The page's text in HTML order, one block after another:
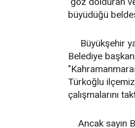
büyüdüğü
Büyükşehir
Belediye
Türkoğlu
çalışmalarını
Ancak sayın